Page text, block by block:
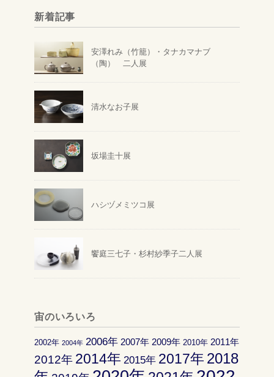
新着記事
安澤れみ（竹籠）・タナカマナブ
（陶） 二人展
清水なお子展
坂場圭十展
ハシヅメミツコ展
饗庭三七子・杉村紗季子二人展
宙のいろいろ
2002年 2004年 2006年 2007年 2009年 2010年 2011年
2012年 2014年 2015年 2017年 2018